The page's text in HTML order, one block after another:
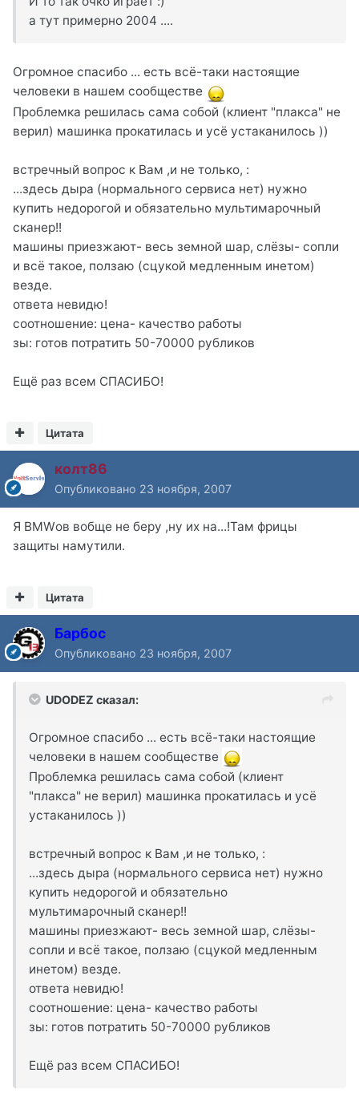
а тут примерно 2004 ....
Огромное спасибо ... есть всё-таки настоящие
человеки в нашем сообществе
Проблемка решилась сама собой (клиент "плакса" не
верил) машинка прокатилась и усё устаканилось ))
встречный вопрос к Вам ,и не только, :
...здесь дыра (нормального сервиса нет) нужно
купить недорогой и обязательно мультимарочный
сканер!!
машины приезжают- весь земной шар, слёзы- сопли
и всё такое, ползаю (сцукой медленным инетом)
везде.
ответа невидю!
соотношение: цена- качество работы
зы: готов потратить 50-70000 рубликов
Ещё раз всем СПАСИБО!
Цитата
колт86
Опубликовано 23 ноября, 2007
Я BMWов вобще не беру ,ну их на...!Там фрицы
защиты намутили.
Цитата
Барбос
Опубликовано 23 ноября, 2007
UDODEZ сказал:
Огромное спасибо ... есть всё-таки настоящие
человеки в нашем сообществе
Проблемка решилась сама собой (клиент
"плакса" не верил) машинка прокатилась и усё
устаканилось ))
встречный вопрос к Вам ,и не только, :
...здесь дыра (нормального сервиса нет) нужно
купить недорогой и обязательно
мультимарочный сканер!!
машины приезжают- весь земной шар, слёзы-
сопли и всё такое, ползаю (сцукой медленным
инетом) везде.
ответа невидю!
соотношение: цена- качество работы
зы: готов потратить 50-70000 рубликов
Ещё раз всем СПАСИБО!